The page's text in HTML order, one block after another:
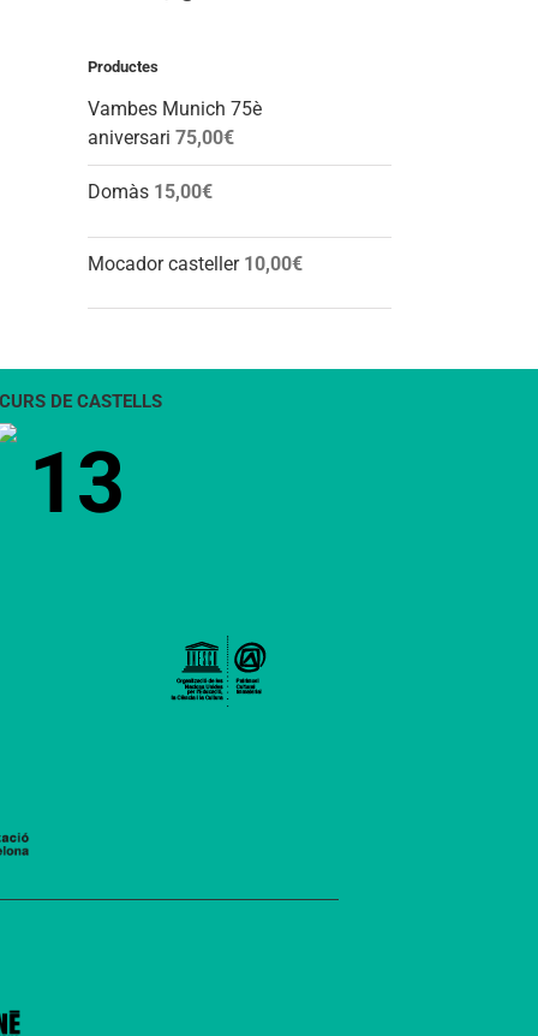
Productes
Vambes Munich 75è
aniversari 75,00€
Domàs 15,00€
Mocador casteller 10,00€
DE CASTELLS
13